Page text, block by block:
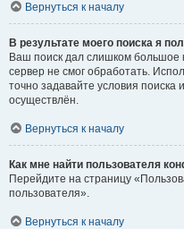
Вернуться к началу
В результате моего поиска я
Ваш поиск дал слишком большое
сервер не смог обработать.
точно задавайте условия
осуществлён.
Вернуться к началу
Как мне найти пользователя
Перейдите на страницу
пользователя».
Вернуться к началу